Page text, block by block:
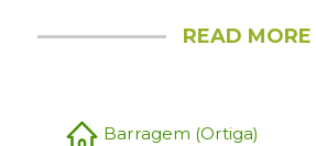
READ MORE
Barragem (Ortiga)